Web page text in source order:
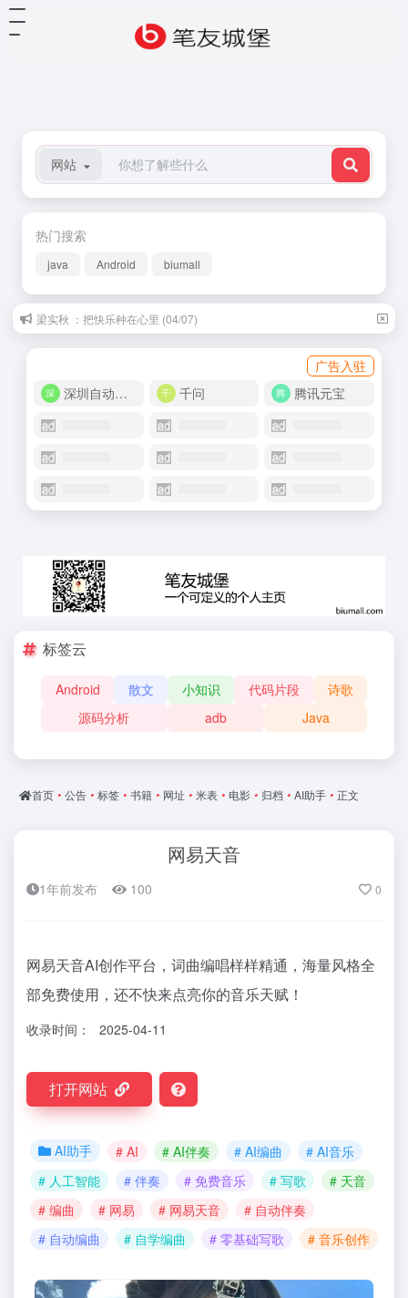
网站
热门搜索
java Android biumall
梁实秋 ：把快乐种在心里 (04/07)
广告入驻
深圳自动化商城
千问 腾讯元宝
标签云
Android 散文 小知识 代码片段
诗歌
源码分析
adb Java
首页 • 公告 • 标签 • 书籍 • 网址 • 米表 • 电影 • 归档 • AI助手 • 正文
网易天音
1年前发布 100 0
网易天音AI创作平台，词曲编唱样样精通，海量风格全
部免费使用，还不快来点亮你的音乐天赋！
收录时间： 2025-04-11
打开网站
AI助手 # AI # AI伴奏 # AI编曲
# AI音乐
# 人工智能
# 伴奏 # 免费音乐 # 写歌
# 天音
# 编曲
# 网易 # 网易天音
# 自动伴奏
# 自动编曲
# 自学编曲 # 零基础写歌 # 音乐创作